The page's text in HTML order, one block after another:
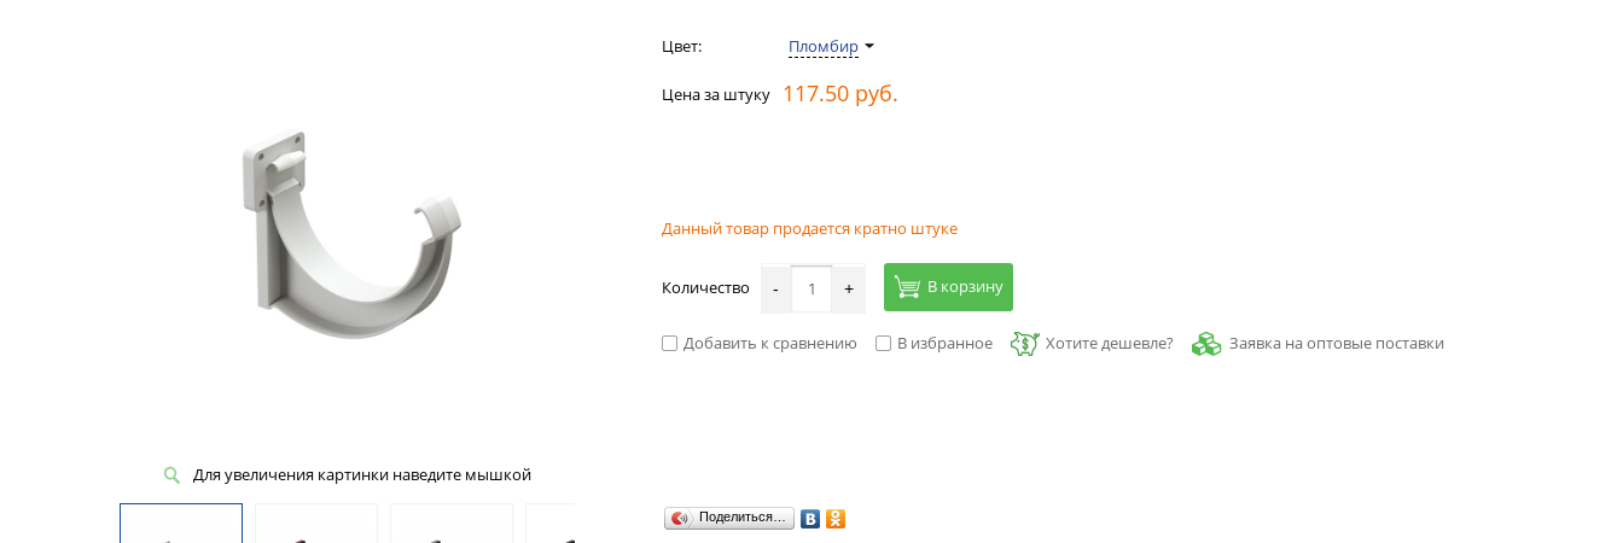
Для увеличения картинки наведите мышкой
Цвет: Пломбир
Цена за штуку 117.50 руб.
Данный товар продается кратно штуке
Количество - + В корзину
Добавить к сравнению В избранное Хотите дешевле? Заявка на оптовые поставки
Поделиться…